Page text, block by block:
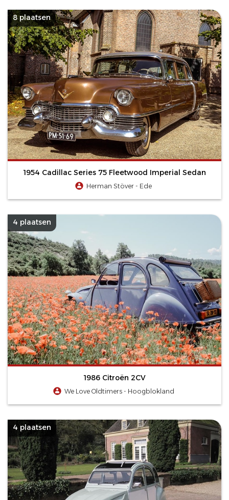
8 plaatsen
1954 Cadillac Series 75 Fleetwood Imperial Sedan
Herman Stöver - Ede
4 plaatsen
1986 Citroën 2CV
We Love Oldtimers - Hoogblokland
4 plaatsen